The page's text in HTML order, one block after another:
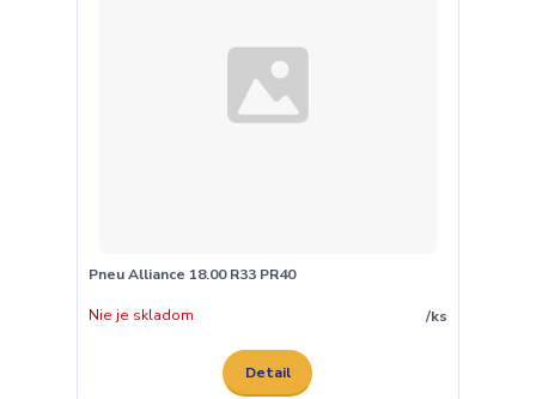
Pneu Alliance 18.00 R33 PR40
/ks
Nie je skladom
Detail